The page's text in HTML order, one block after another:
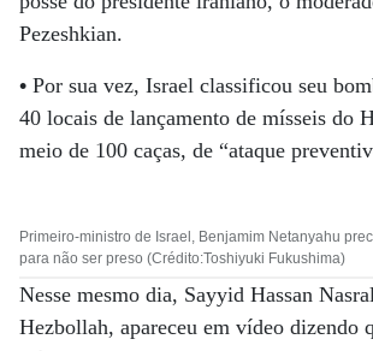
Pezeshkian.
• Por sua vez, Israel classificou seu
40 locais de lançamento de mísseis do
meio de 100 caças, de “ataque
Primeiro-ministro de Israel, Benjamim Netanyahu
para não ser preso (Crédito:Toshiyuki Fukushima)
Nesse mesmo dia, Sayyid Hassan
Hezbollah, apareceu em vídeo dizendo